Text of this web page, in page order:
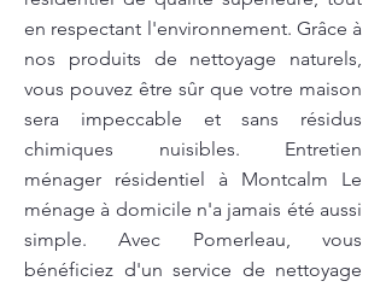
en respectant l'environnement. Grâce à
nos produits de nettoyage naturels,
vous pouvez être sûr que votre maison
sera impeccable et sans résidus
chimiques nuisibles. Entretien
ménager résidentiel à Montcalm Le
ménage à domicile n'a jamais été aussi
simple. Avec Pomerleau, vous
bénéficiez d'un service de nettoyage